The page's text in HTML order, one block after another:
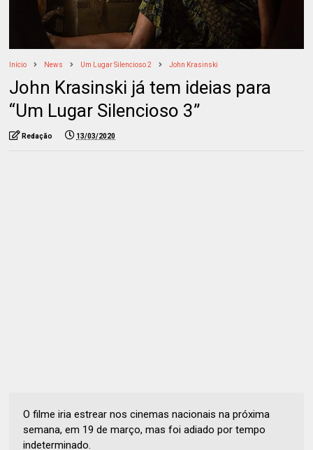
Início News Um Lugar Silencioso 2 John Krasinski
John Krasinski já tem ideias para
“Um Lugar Silencioso 3”
Redação 13/03/2020
O filme iria estrear nos cinemas nacionais na próxima
semana, em 19 de março, mas foi adiado por tempo
indeterminado.